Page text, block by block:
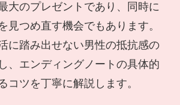
大のプレゼントであり、同時に
見つめ直す機会でもあります。
に踏み出せない男性の抵抗感の
、エンディングノートの具体的
コツを丁寧に解説します。